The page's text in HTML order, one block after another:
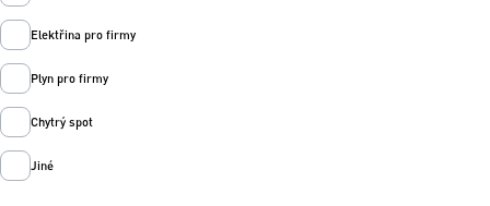
Elektřina pro firmy
Plyn pro firmy
Chytrý spot
Jiné